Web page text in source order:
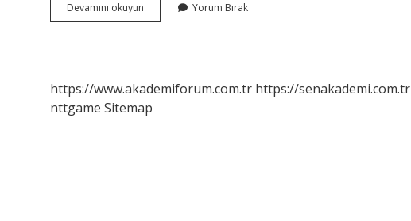
Devamını okuyun
Kira
Yorum Bırak
https://www.akademiforum.com.tr https://senakademi.com.tr
nttgame Sitemap